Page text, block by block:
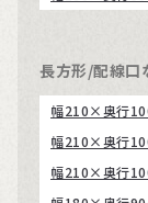
長方形/配線口
幅210×奥行
幅210×奥行
幅210×奥行